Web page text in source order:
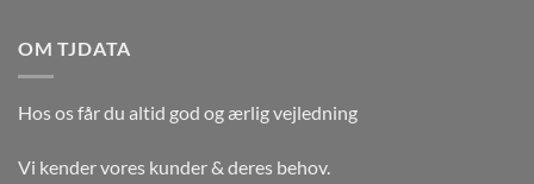
OM TJDATA
Hos os får du altid god og ærlig vejledning
Vi kender vores kunder & deres behov.